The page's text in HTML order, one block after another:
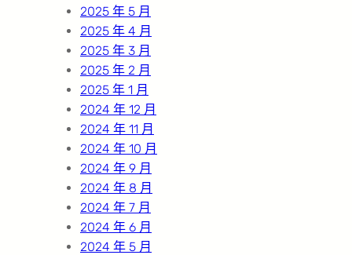
2025 年 5 月
2025 年 4 月
2025 年 3 月
2025 年 2 月
2025 年 1 月
2024 年 12 月
2024 年 11 月
2024 年 10 月
2024 年 9 月
2024 年 8 月
2024 年 7 月
2024 年 6 月
2024 年 5 月